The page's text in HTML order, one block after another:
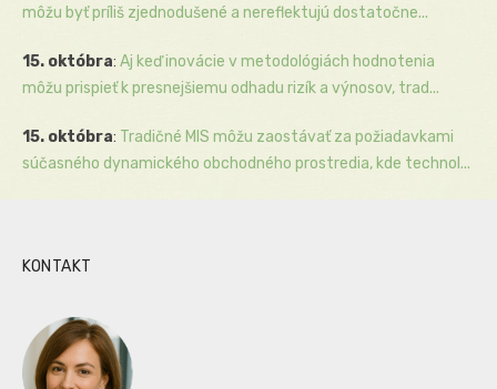
môžu byť príliš zjednodušené a nereflektujú dostatočne...
15. októbra: Aj keď inovácie v metodológiách hodnotenia
môžu prispieť k presnejšiemu odhadu rizík a výnosov, trad...
15. októbra: Tradičné MIS môžu zaostávať za požiadavkami
súčasného dynamického obchodného prostredia, kde technol...
KONTAKT